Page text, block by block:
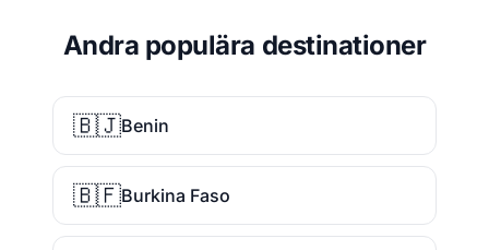
Andra populära destinationer
🇧🇯Benin
🇧🇫Burkina Faso